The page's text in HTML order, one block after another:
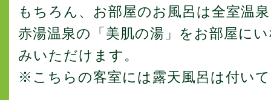
もちろん、お部屋のお風呂は全室温
赤湯温泉の「美肌の湯」をお部屋に
みいただけます。
※こちらの客室には露天風呂は付い